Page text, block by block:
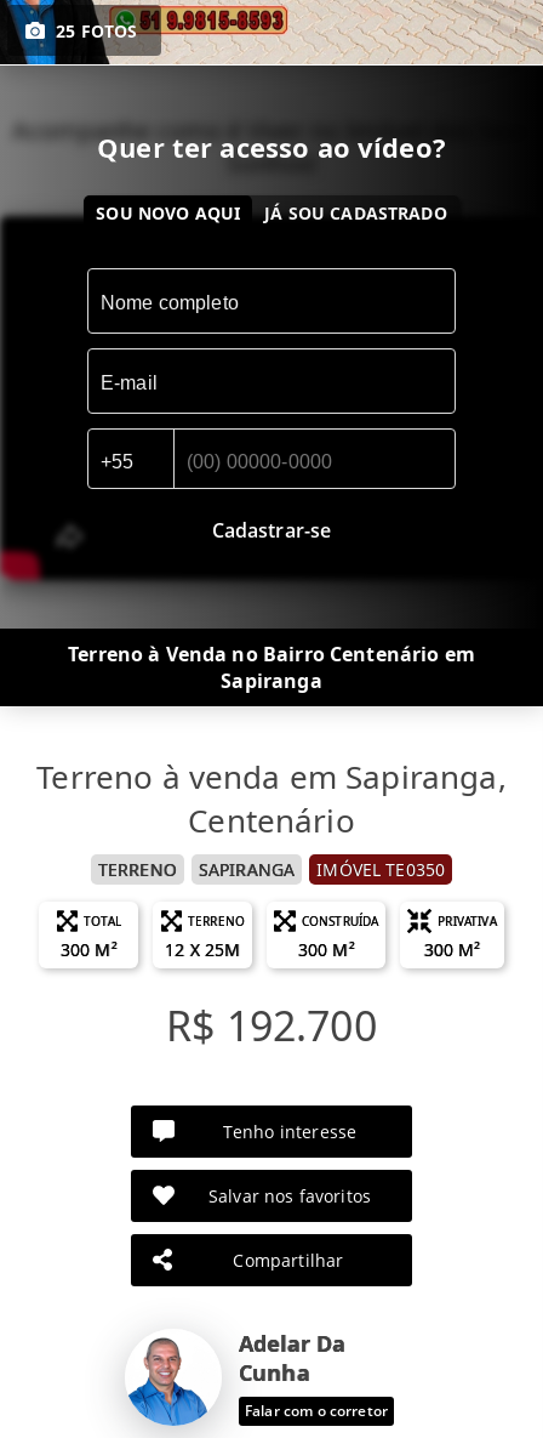
25 FOTOS
Quer ter acesso ao vídeo?
SOU NOVO AQUI JÁ SOU CADASTRADO
Cadastrar-se
Acompanhe como é Viver no Imóvel dos Seus
Sonhos!
Terreno à Venda no Bairro Centenário em
Sapiranga
Terreno à venda em Sapiranga,
Centenário
TERRENO SAPIRANGA IMÓVEL TE0350
TOTAL
300 M²
TERRENO
12 X 25M
CONSTRUÍDA
300 M²
PRIVATIVA
300 M²
R$ 192.700
Tenho interesse
Salvar nos favoritos
Compartilhar
Adelar Da
Cunha
Falar com o corretor